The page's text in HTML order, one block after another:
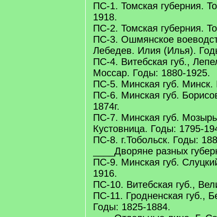
ПС-1. Томская губерния.
1918.
ПС-2. Томская губерния.
ПС-3. Ошмянское
Лебедев. Илия (Илья).
ПС-4. Витебская губ.,
Моссар. Годы: 1880-1925.
ПС-5. Минская губ. Минск.
ПС-6. Минская губ.
1874г.
ПС-7. Минская губ.
Кустовница. Годы: 1795-
ПС-8. г.Тобольск. Годы:
____Дворяне разных
ПС-9. Минская губ.
1916.
ПС-10. Витебская губ.,
ПС-11. Гродненская губ.,
Годы: 1825-1884.